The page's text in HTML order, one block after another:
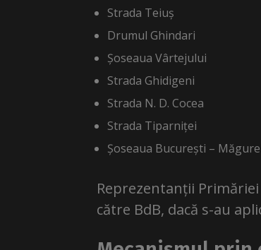
Strada Teiuș
Drumul Ghindari
Șoseaua Vârtejului
Strada Ghidigeni
Strada N. D. Cocea
Strada Tiparniței
Șoseaua București –
Reprezentanții
către BdB, dacă s-au